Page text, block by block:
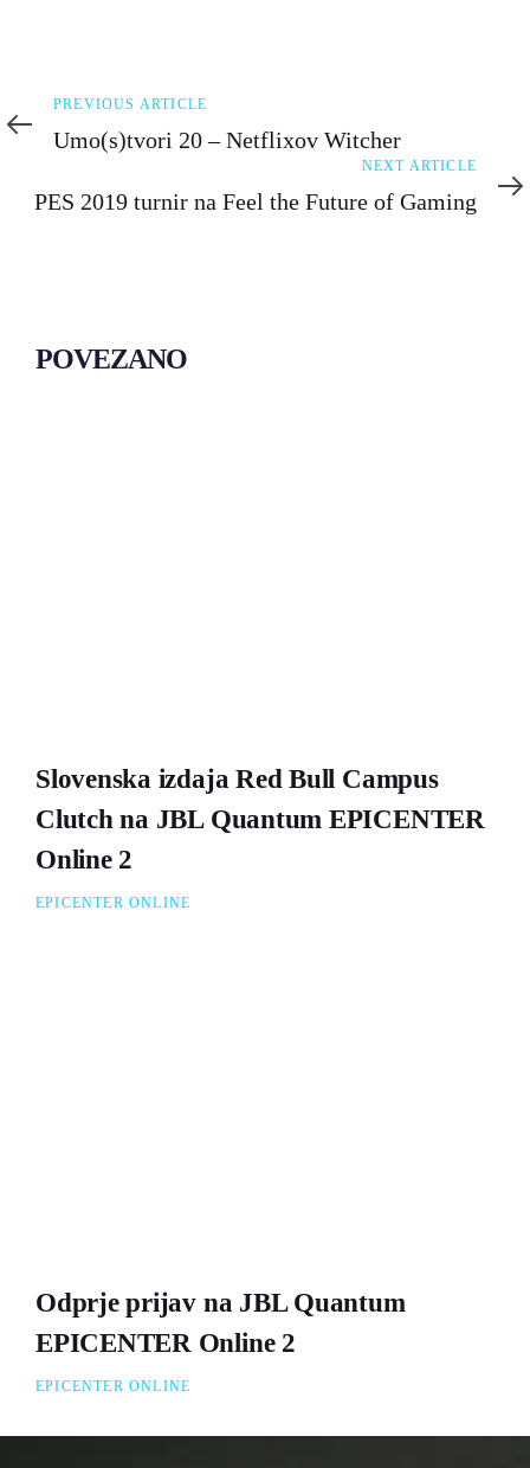
Previous
Article
PREVIOUS ARTICLE
Umo(s)tvori 20 – Netflixov Witcher
Article
NEXT ARTICLE
PES 2019 turnir na Feel the Future of Gaming
POVEZANO
Slovenska izdaja Red Bull Campus
Clutch na JBL Quantum EPICENTER
Online 2
EPICENTER ONLINE
Odprje prijav na JBL Quantum
EPICENTER Online 2
EPICENTER ONLINE